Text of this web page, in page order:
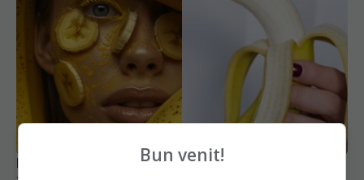
De ce să-ți pui coajă de banană pe față timp de 7
Bun venit!